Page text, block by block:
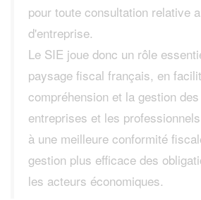
pour toute consultation relative
d'entreprise.
Le SIE joue donc un rôle
paysage fiscal français, en
compréhension et la gestion
entreprises et les
à une meilleure conformité
gestion plus efficace des
les acteurs économiques.